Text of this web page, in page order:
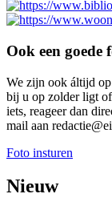
Ook een goede
We zijn ook áltijd
bij u op zolder ligt
iets, reageer dan
mail aan
Foto insturen
Nieuw